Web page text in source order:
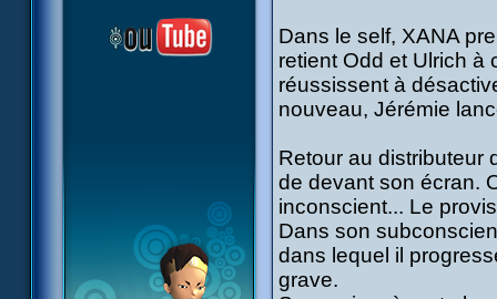
Dans le self, XANA
retient Odd et Ulrich à
réussissent à
nouveau, Jérémie
Retour au distributeur
de devant son écran.
inconscient... Le
Dans son
dans lequel il
grave.